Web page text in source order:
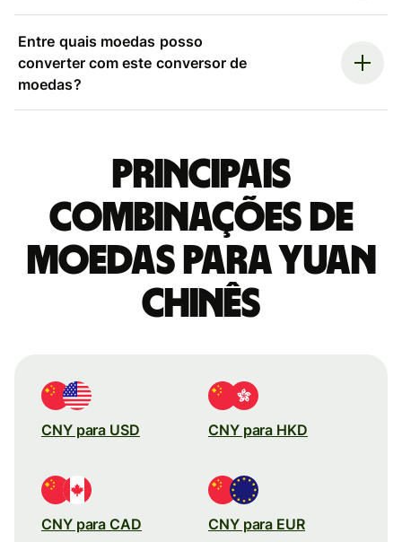
Entre quais moedas posso
converter com este conversor de
moedas?
Principais
combinações de
moedas para Yuan
chinês
CNY para USD CNY para HKD
CNY para CAD CNY para EUR